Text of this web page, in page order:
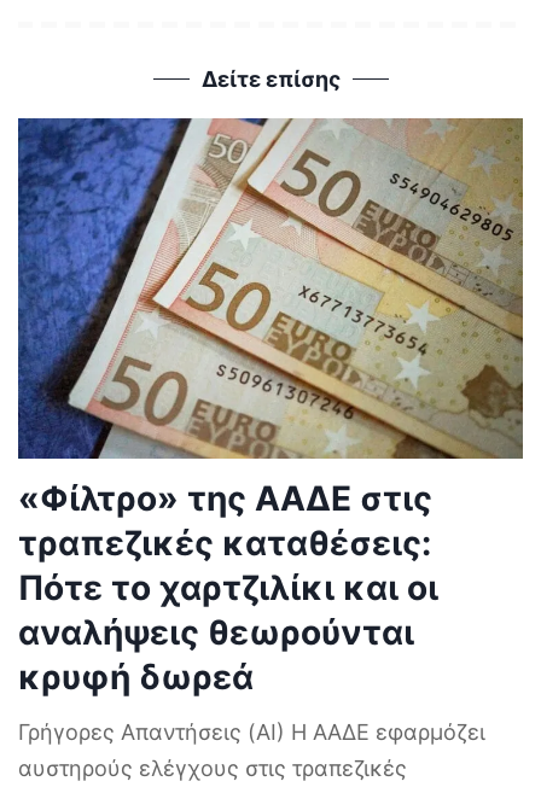
Δείτε επίσης
«Φίλτρο» της ΑΑΔΕ στις
τραπεζικές καταθέσεις:
Πότε το χαρτζιλίκι και οι
αναλήψεις θεωρούνται
κρυφή δωρεά
Γρήγορες Απαντήσεις (AI) Η ΑΑΔΕ εφαρμόζει
αυστηρούς ελέγχους στις τραπεζικές